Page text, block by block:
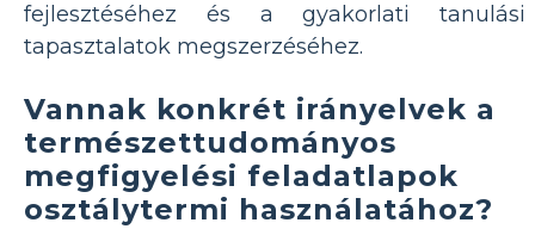
fejlesztéséhez és a gyakorlati tanulási
tapasztalatok megszerzéséhez.
Vannak konkrét irányelvek a
természettudományos
megfigyelési feladatlapok
osztálytermi használatához?